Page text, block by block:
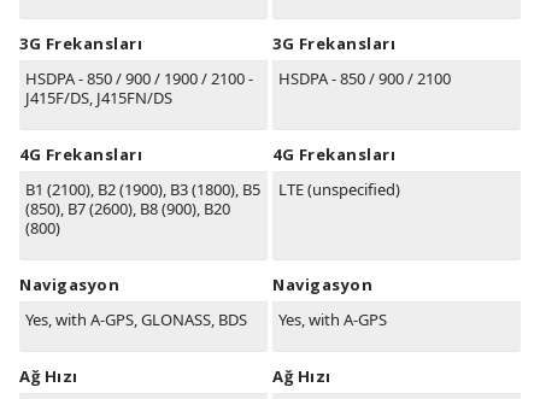
3G Frekansları
HSDPA - 850 / 900 / 1900 / 2100 -
J415F/DS, J415FN/DS
4G Frekansları
B1 (2100), B2(1900), B3(1800), B5
(850), B7(2600), B8(900), B20
(800)
Navigasyon
Yes, with A-GPS, GLONASS, BDS
Ağ Hızı
3G Frekansları
HSDPA - 850 / 900 / 2100
4G Frekansları
LTE (unspecified)
Navigasyon
Yes, with A-GPS
Ağ Hızı